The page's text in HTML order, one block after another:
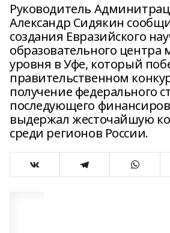
Руководитель
Александр Сидякин
создания Евразийского
образовательного центра
уровня в Уфе, который
правительственном
получение федерального
последующего
выдержал жесточайшую
среди регионов России.